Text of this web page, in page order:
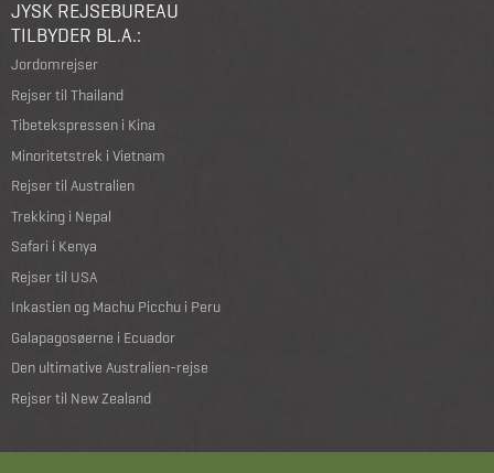
JYSK REJSEBUREAU
TILBYDER BL.A.:
Jordomrejser
Rejser til Thailand
Tibetekspressen i Kina
Minoritetstrek i Vietnam
Rejser til Australien
Trekking i Nepal
Safari i Kenya
Rejser til USA
Inkastien og Machu Picchu i Peru
Galapagosøerne i Ecuador
Den ultimative Australien-rejse
Rejser til New Zealand